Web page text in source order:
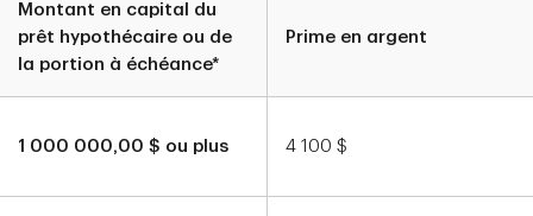
Montant en capital du
prêt hypothécaire ou de
la portion à échéance*
Prime en argent
1 000 000,00 $ ou plus 4 100 $